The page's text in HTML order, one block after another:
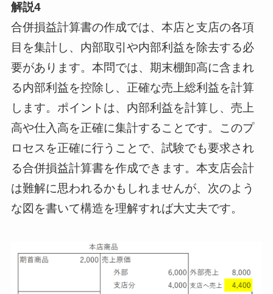
解説4
合併損益計算書の作成では、本店と支店の各項
目を集計し、内部取引や内部利益を除去する必
要があります。本問では、期末棚卸高に含まれ
る内部利益を控除し、正確な売上総利益を計算
します。ポイントは、内部利益を計算し、売上
高や仕入高を正確に集計することです。このプ
ロセスを正確に行うことで、試験でも要求され
る合併損益計算書を作成できます。本支店会計
は難解に思われるかもしれませんが、次のよう
な図を書いて構造を理解すれば大丈夫です。